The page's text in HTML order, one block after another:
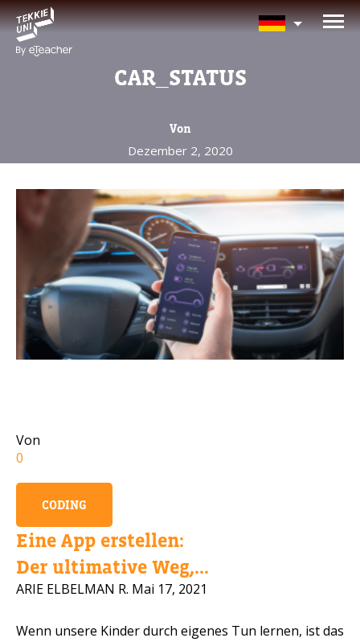
CAR_STATUS
Von
Dezember 2, 2020
Von
0
CODING
Eine App erstellen:
Der ultimative Weg,...
ARIE ELBELMAN R. Mai 17, 2021
Wenn unsere Kinder durch eigenes Tun lernen, ist das
BRAUCHEN SIE HILFE BEI
DER KURSAUSWAHL?
Eltern vollständiger Name
Alter Ihres Kindes
Alter Ihres Kindes
Eltern E-Mail